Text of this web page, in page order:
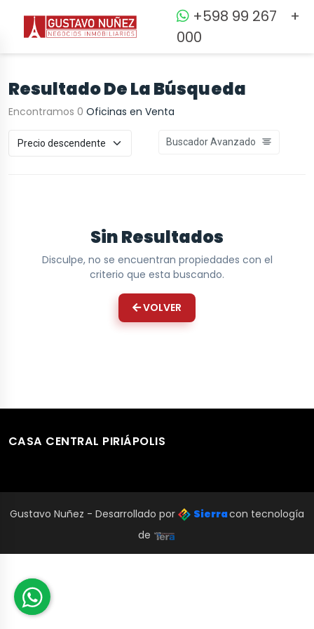
+598 99 267
000
+
Resultado De La Búsqueda
Encontramos 0 Oficinas en Venta
Buscador Avanzado
Sin Resultados
Disculpe, no se encuentran propiedades con el
criterio que esta buscando.
VOLVER
CASA CENTRAL PIRIÁPOLIS
Gustavo Nuñez - Desarrollado por Sierracon tecnología
de